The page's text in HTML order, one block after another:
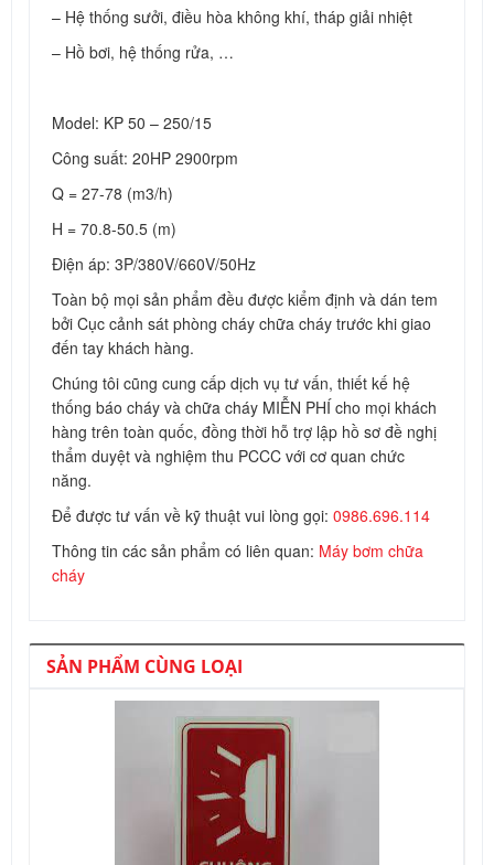
– Hệ thống sưởi, điều hòa không khí, tháp giải nhiệt
– Hồ bơi, hệ thống rửa, …
Model: KP 50 – 250/15
Công suất: 20HP 2900rpm
Q = 27-78 (m3/h)
H = 70.8-50.5 (m)
Điện áp: 3P/380V/660V/50Hz
Toàn bộ mọi sản phẩm đều được kiểm định và dán tem
bởi Cục cảnh sát phòng cháy chữa cháy trước khi giao
đến tay khách hàng.
Chúng tôi cũng cung cấp dịch vụ tư vấn, thiết kế hệ
thống báo cháy và chữa cháy MIỄN PHÍ cho mọi khách
hàng trên toàn quốc, đồng thời hỗ trợ lập hồ sơ đề nghị
thẩm duyệt và nghiệm thu PCCC với cơ quan chức
năng.
Để được tư vấn về kỹ thuật vui lòng gọi: 0986.696.114
Thông tin các sản phẩm có liên quan: Máy bơm chữa
cháy
SẢN PHẨM CÙNG LOẠI